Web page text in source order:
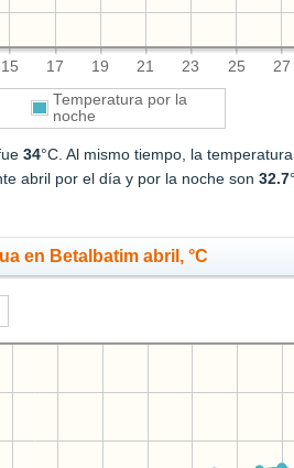
15 17 19 21 23 25 27
Temperatura por la
noche
34°C. Al mismo tiempo, la
abril por el día y por la noche son32.7
en Betalbatim abril, °C